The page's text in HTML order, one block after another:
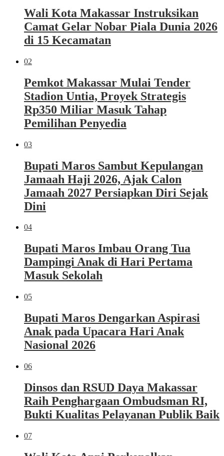
Wali Kota Makassar Instruksikan
Camat Gelar Nobar Piala Dunia 2026
di 15 Kecamatan
02
Pemkot Makassar Mulai Tender
Stadion Untia, Proyek Strategis
Rp350 Miliar Masuk Tahap
Pemilihan Penyedia
03
Bupati Maros Sambut Kepulangan
Jamaah Haji 2026, Ajak Calon
Jamaah 2027 Persiapkan Diri Sejak
Dini
04
Bupati Maros Imbau Orang Tua
Dampingi Anak di Hari Pertama
Masuk Sekolah
05
Bupati Maros Dengarkan Aspirasi
Anak pada Upacara Hari Anak
Nasional 2026
06
Dinsos dan RSUD Daya Makassar
Raih Penghargaan Ombudsman RI,
Bukti Kualitas Pelayanan Publik Baik
07